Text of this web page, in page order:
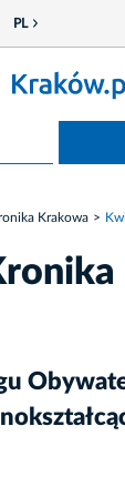
PL
Krakowa